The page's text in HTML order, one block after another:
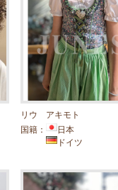
リウ アキモト
国籍：
日本
ドイツ